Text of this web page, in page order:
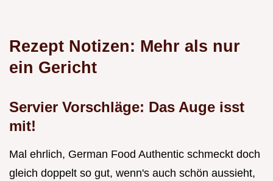
Rezept Notizen: Mehr als nur
ein Gericht
Servier Vorschläge: Das Auge isst
mit!
Mal ehrlich, German Food Authentic schmeckt doch
gleich doppelt so gut, wenn's auch schön aussieht,